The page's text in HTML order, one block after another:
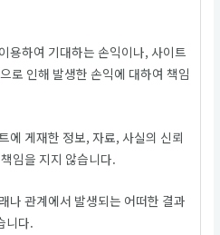
용하여 기대하는 손익이나, 사이트
로 인해 발생한 손익에 대하여 책임
에 게재한 정보, 자료, 사실의 신뢰
임을 지지 않습니다.
나 관계에서 발생되는 어떠한 결과
니다.